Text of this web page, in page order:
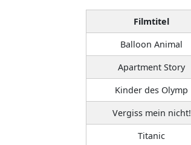
Filmtitel
Balloon Animal
Apartment Story
Kinder des Olymp
Vergiss mein nicht!
Titanic